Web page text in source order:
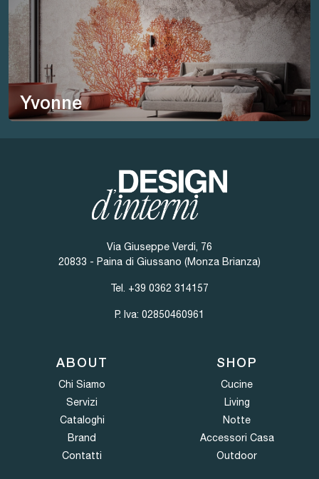
Yvonne
Via Giuseppe Verdi, 76
20833 - Paina di Giussano (Monza Brianza)
Tel. +39 0362 314157
P. Iva: 02850460961
ABOUT
Chi Siamo
Servizi
Cataloghi
Brand
Contatti
SHOP
Cucine
Living
Notte
Accessori Casa
Outdoor